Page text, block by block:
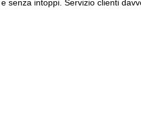
senza intoppi. Servizio clienti